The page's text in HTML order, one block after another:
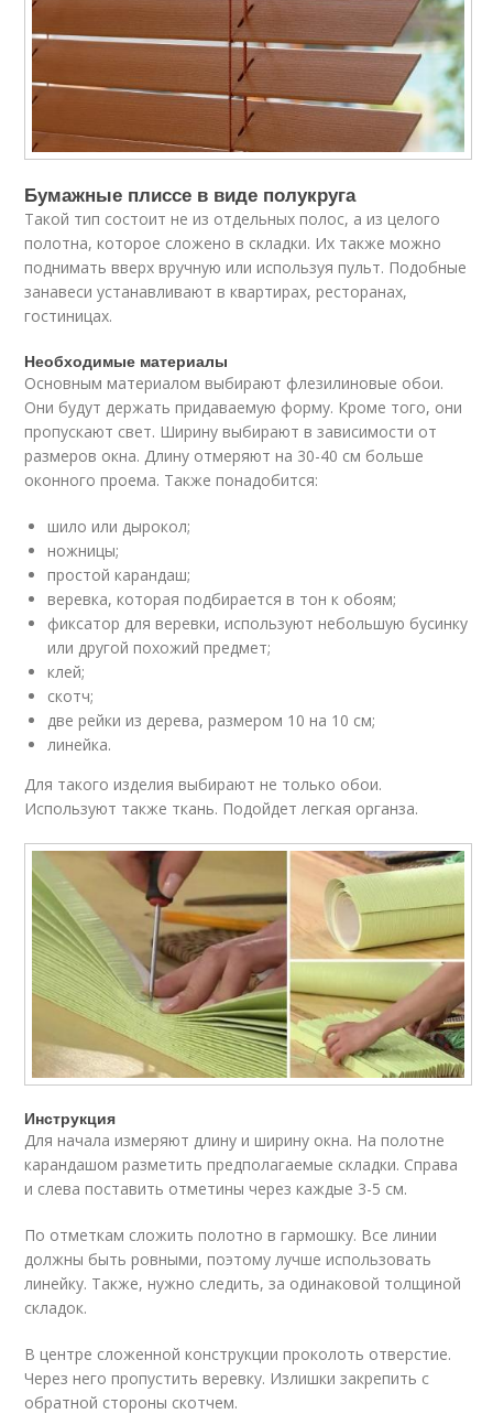
Бумажные плиссе в виде полукруга
Такой тип состоит не из отдельных полос, а из целого
полотна, которое сложено в складки. Их также можно
поднимать вверх вручную или используя пульт. Подобные
занавеси устанавливают в квартирах, ресторанах,
гостиницах.
Необходимые материалы
Основным материалом выбирают флезилиновые обои.
Они будут держать придаваемую форму. Кроме того, они
пропускают свет. Ширину выбирают в зависимости от
размеров окна. Длину отмеряют на 30-40 см больше
оконного проема. Также понадобится:
шило или дырокол;
ножницы;
простой карандаш;
веревка, которая подбирается в тон к обоям;
фиксатор для веревки, используют небольшую бусинку
или другой похожий предмет;
клей;
скотч;
две рейки из дерева, размером 10 на 10 см;
линейка.
Для такого изделия выбирают не только обои.
Используют также ткань. Подойдет легкая органза.
Инструкция
Для начала измеряют длину и ширину окна. На полотне
карандашом разметить предполагаемые складки. Справа
и слева поставить отметины через каждые 3-5 см.
По отметкам сложить полотно в гармошку. Все линии
должны быть ровными, поэтому лучше использовать
линейку. Также, нужно следить, за одинаковой толщиной
складок.
В центре сложенной конструкции проколоть отверстие.
Через него пропустить веревку. Излишки закрепить с
обратной стороны скотчем.